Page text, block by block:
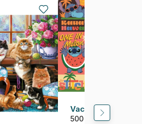
Vacances avec
500 pièces